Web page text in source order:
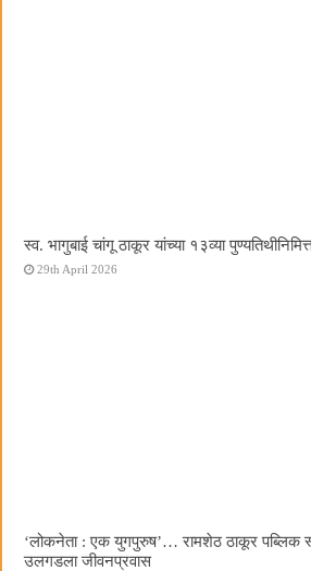
स्व. भागुबाई चांगू ठाकूर यांच्या १३व्या
29th April 2026
‌‘लोकनेता : एक युगपुरुष‌’… रामशेठ ठाकूर पब्लिक
उलगडला जीवनप्रवास